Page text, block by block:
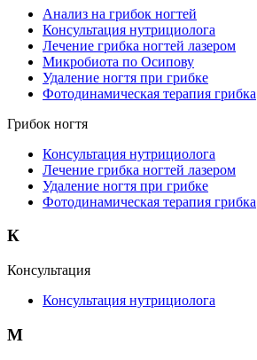
Анализ на грибок ногтей
Консультация нутрициолога
Лечение грибка ногтей лазером
Микробиота по Осипову
Удаление ногтя при грибке
Фотодинамическая терапия грибка
Грибок ногтя
Консультация нутрициолога
Лечение грибка ногтей лазером
Удаление ногтя при грибке
Фотодинамическая терапия грибка
К
Консультация
Консультация нутрициолога
М